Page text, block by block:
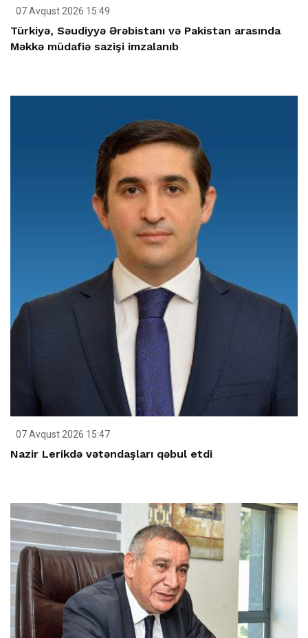
07 Avqust 2026 15:49
Türkiyə, Səudiyyə Ərəbistanı və Pakistan arasında
Məkkə müdafiə sazişi imzalanıb
07 Avqust 2026 15:47
Nazir Lerikdə vətəndaşları qəbul etdi